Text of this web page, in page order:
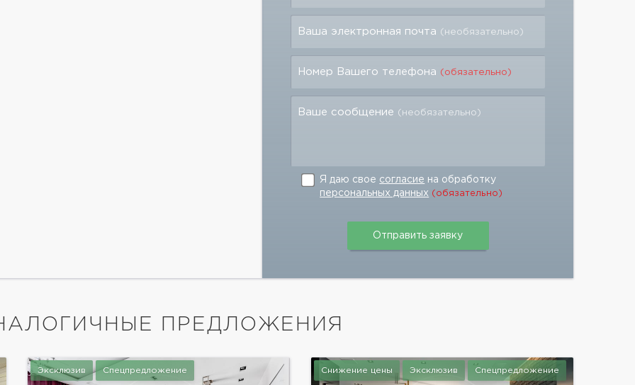
Ваша электронная почта (необязательно)
Номер Вашего телефона (обязательно)
Ваше сообщение (необязательно)
Я даю свое согласие на обработку
персональных данных (обязательно)
ПРЕДЛОЖЕНИЯ
Эксклюзив Спецпредложение Снижение цены Эксклюзив Спецпредложение